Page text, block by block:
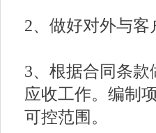
2、做好对外与
3、根据合同条
应收工作。编制
可控范围。